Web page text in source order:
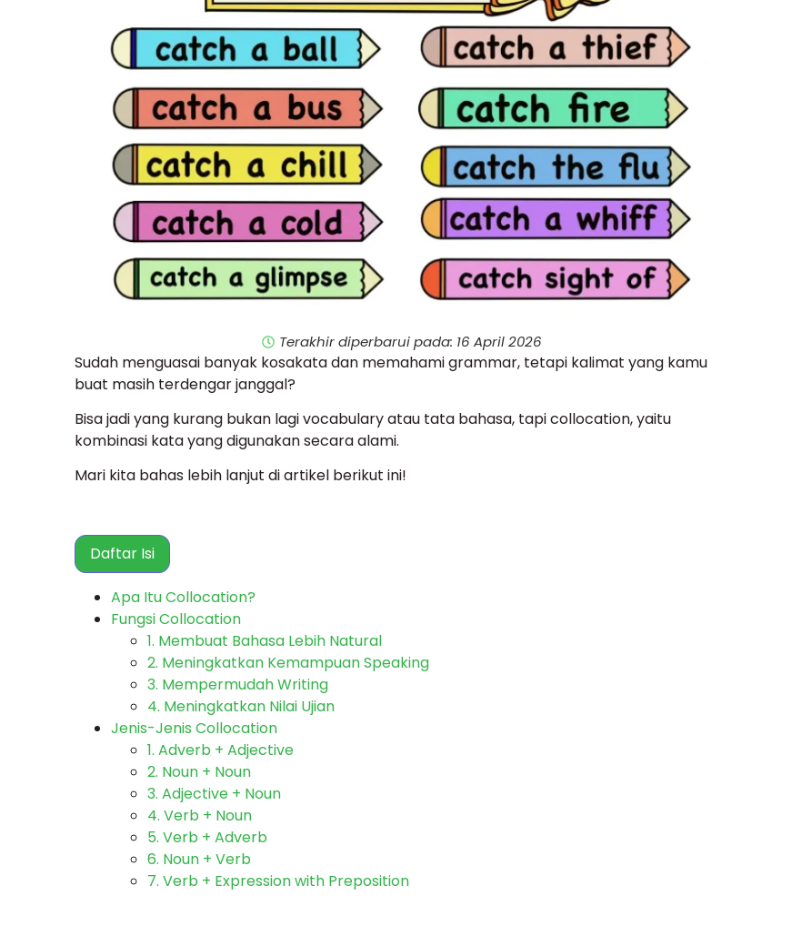
Terakhir diperbarui pada: 16 April 2026
Sudah menguasai banyak kosakata dan memahami grammar, tetapi kalimat yang kamu
buat masih terdengar janggal?
Bisa jadi yang kurang bukan lagi vocabulary atau tata bahasa, tapi collocation, yaitu
kombinasi kata yang digunakan secara alami.
Mari kita bahas lebih lanjut di artikel berikut ini!
Daftar Isi
Apa Itu Collocation?
Fungsi Collocation
1. Membuat Bahasa Lebih Natural
2. Meningkatkan Kemampuan Speaking
3. Mempermudah Writing
4. Meningkatkan Nilai Ujian
Jenis-Jenis Collocation
1. Adverb + Adjective
2. Noun + Noun
3. Adjective + Noun
4. Verb + Noun
5. Verb + Adverb
6. Noun + Verb
7. Verb + Expression with Preposition